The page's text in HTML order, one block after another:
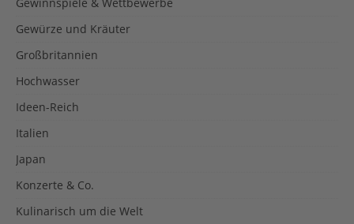
Gewürze und Kräuter
Großbritannien
Hochwasser
Ideen-Reich
Italien
Japan
Konzerte & Co.
Kulinarisch um die Welt